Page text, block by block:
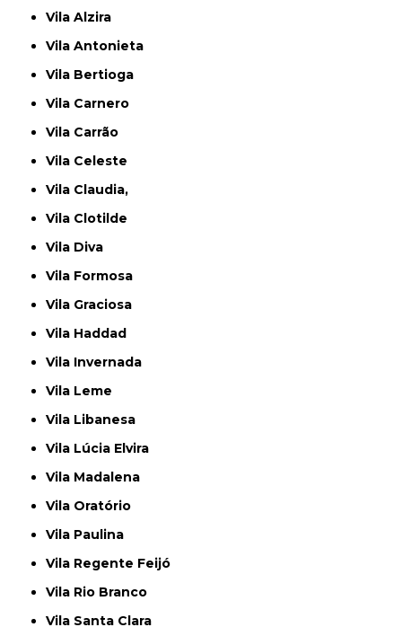
Vila Alzira
Vila Antonieta
Vila Bertioga
Vila Carnero
Vila Carrão
Vila Celeste
Vila Claudia,
Vila Clotilde
Vila Diva
Vila Formosa
Vila Graciosa
Vila Haddad
Vila Invernada
Vila Leme
Vila Libanesa
Vila Lúcia Elvira
Vila Madalena
Vila Oratório
Vila Paulina
Vila Regente Feijó
Vila Rio Branco
Vila Santa Clara